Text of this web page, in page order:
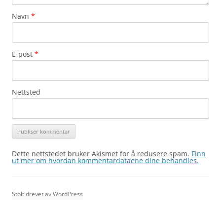
Navn *
E-post *
Nettsted
Dette nettstedet bruker Akismet for å redusere spam. Finn
ut mer om hvordan kommentardataene dine behandles.
Stolt drevet av WordPress